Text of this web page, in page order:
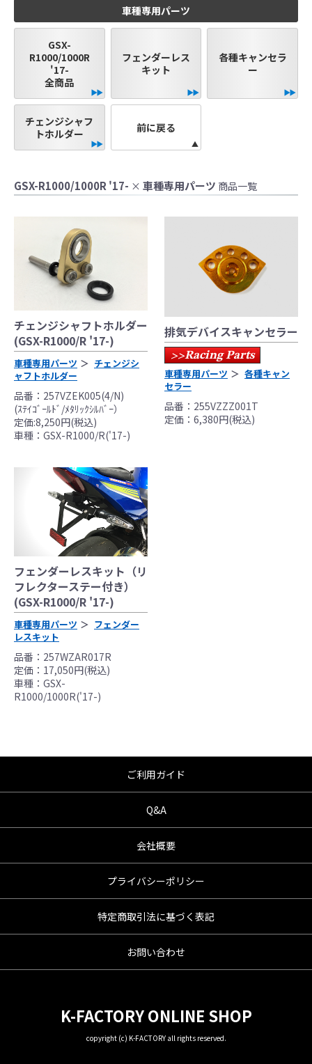
車種専用パーツ
GSX-
R1000/1000R
'17-
全商品
フェンダーレス
キット
各種キャンセラ
ー
チェンジシャフ
トホルダー
前に戻る
GSX-R1000/1000R '17- × 車種専用パーツ 商品一覧
チェンジシャフトホルダー
(GSX-R1000/R '17-)
車種専用パーツ
チェンジシ
ャフトホルダー
品番：257VZEK005(4/N)
(ｽﾃｲｺﾞｰﾙﾄﾞ/ﾒﾀﾘｯｸｼﾙﾊﾞｰ）
定価:8,250円(税込)
車種：GSX-R1000/R('17-)
排気デバイスキャンセラー
>>Racing Parts
車種専用パーツ
各種キャン
セラー
品番：255VZZZ001T
定価：6,380円(税込)
フェンダーレスキット（リ
フレクターステー付き）
(GSX-R1000/R '17-)
車種専用パーツ
フェンダー
レスキット
品番：257WZAR017R
定価：17,050円(税込)
車種：GSX-
R1000/1000R('17-)
かりやすくするために一般車両に装着した写
●レーシングパーツはサーキットにおけるスポ
ーツ走行ならびにレース使用を目的としてお
り公道（※）での使用は出来ません。
●国内で開催される全ての競技に対応するわけ
ではございません。
レースでの使用に際しては、主催者が発行す
る競技規則を確認の上、お客様ご自身の判断
により装着をお願い致します。
●取り付けについては専門の資格と知識・経験
を有した整備士が、指定のサービスマニュア
ル、指定の基準に基づいた取り付けを行って
ください。
なお、取付時、使用時、その他で起きた全て
の事故、故障に対し保険、保証等は一切無
んので、あらかじめご了承ください。
●商品の仕様・価格につきましては事前の予告
無く変更となる場合がありますので了承願い
ます。
●商品は、予告無く販売終了する場合がありま
すのでご了承願います。
ご利用ガイド
Q&A
会社概要
プライバシーポリシー
特定商取引法に基づく表記
お問い合わせ
K-FACTORY ONLINE SHOP
copyright (c) K-FACTORY all rights reserved.